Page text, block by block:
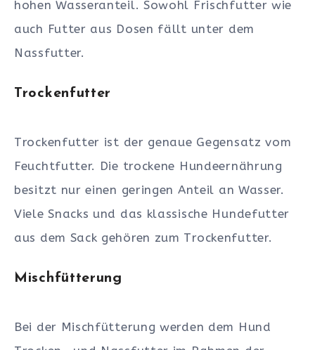
hohen Wasseranteil. Sowohl Frischfutter wie
auch Futter aus Dosen fällt unter dem
Nassfutter.
Trockenfutter
Trockenfutter ist der genaue Gegensatz vom
Feuchtfutter. Die trockene Hundeernährung
besitzt nur einen geringen Anteil an Wasser.
Viele Snacks und das klassische Hundefutter
aus dem Sack gehören zum Trockenfutter.
Mischfütterung
Bei der Mischfütterung werden dem Hund